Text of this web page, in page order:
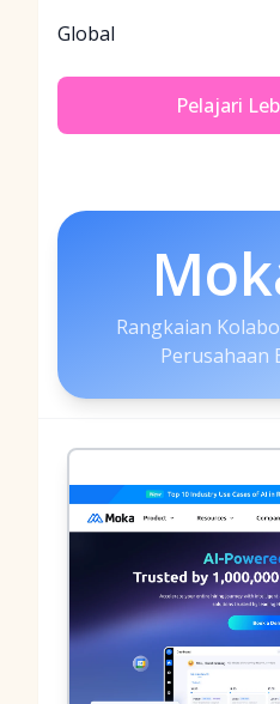
Global
Pelajari
Rangkaian
Perusahaan